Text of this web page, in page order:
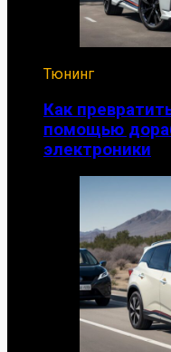
Тюнинг
Как
помощью
электроники